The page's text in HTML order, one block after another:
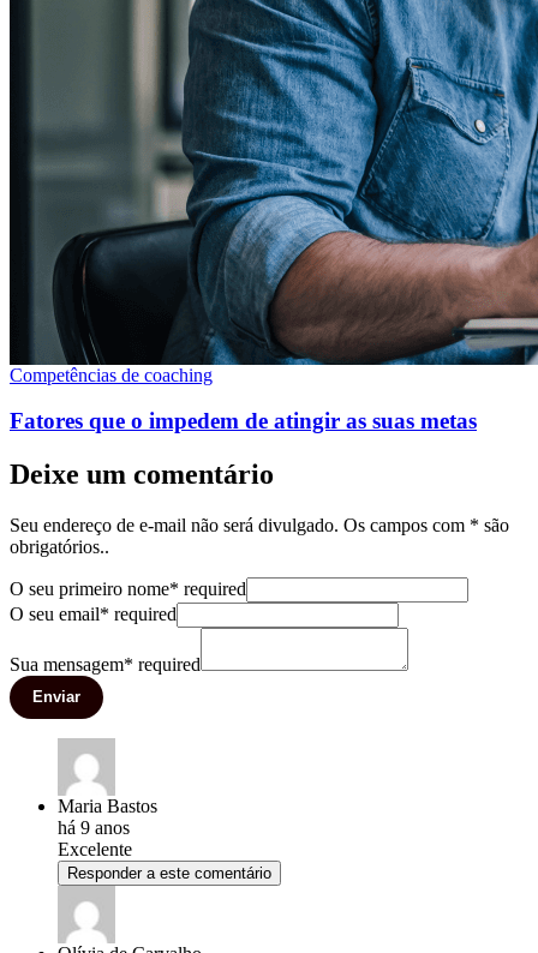
Competências de coaching
Fatores que o impedem de atingir as suas metas
Deixe um comentário
Seu endereço de e-mail não será divulgado. Os campos com * são
obrigatórios..
O seu primeiro nome* required
O seu email* required
Sua mensagem* required
Enviar
Maria Bastos
há 9 anos
Excelente
Responder a este comentário